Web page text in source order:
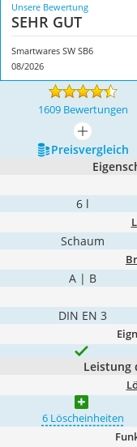
Unsere Bewertung
SEHR GUT
Smartwares SW SB6
08/2026
1609 Bewertungen
mehr
Preis­vergleich
6 l
Schaum
A | B
DIN EN 3
Leistung
6 Löscheinheiten